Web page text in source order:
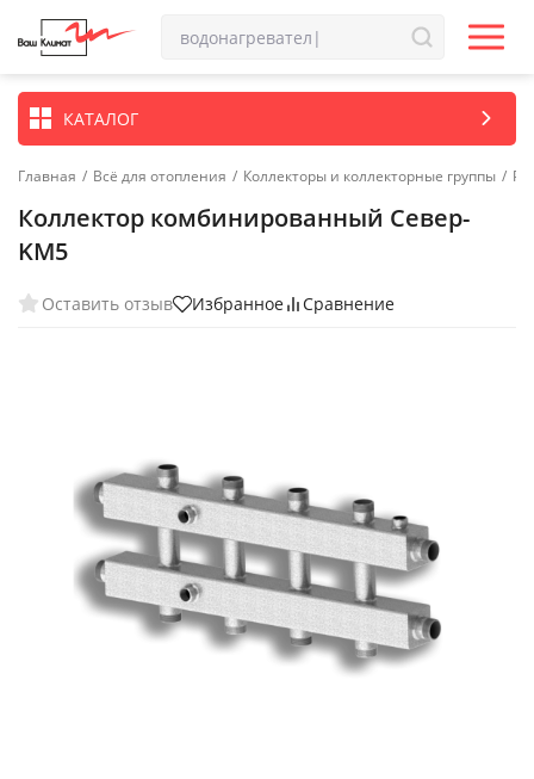
КАТАЛОГ
Главная / Всё для отопления / Коллекторы и коллекторные группы /
Коллектор комбинированный Север-
KМ5
Оставить отзыв Избранное Сравнение